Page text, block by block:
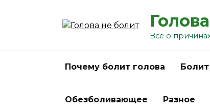
Все о
Почему болит голова
Обезболивающее Разное